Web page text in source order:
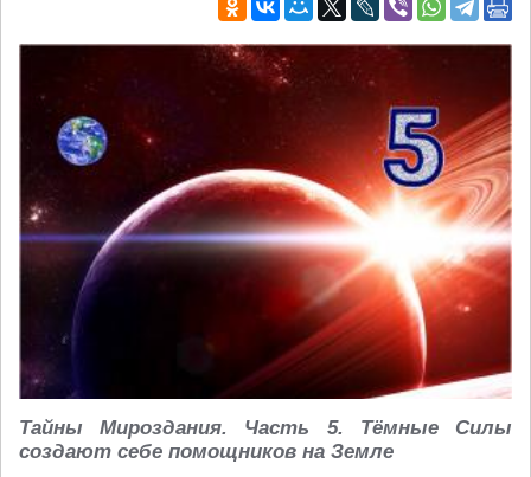
Тайны Мироздания. Часть 5. Тёмные Силы
создают себе помощников на Земле